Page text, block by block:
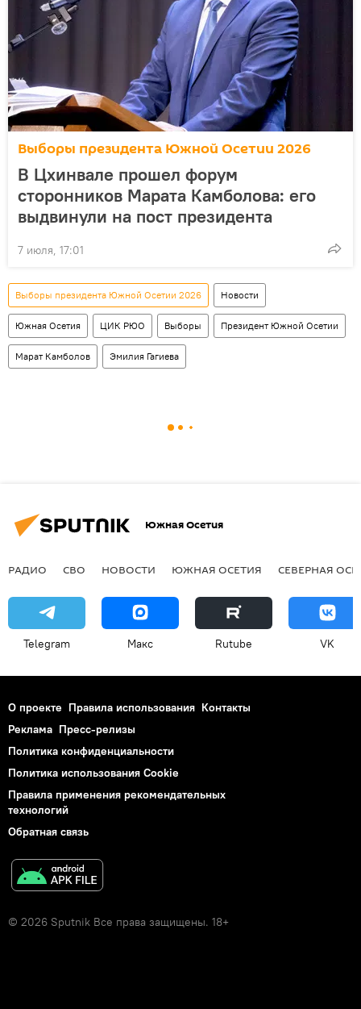
Выборы президента Южной Осетии 2026
В Цхинвале прошел форум
сторонников Марата Камболова: его
выдвинули на пост президента
7 июля, 17:01
Выборы президента Южной Осетии 2026 Новости
Южная Осетия ЦИК РЮО Выборы Президент Южной Осетии
Марат Камболов Эмилия Гагиева
Южная Осетия
РАДИО СВО НОВОСТИ ЮЖНАЯ ОСЕТИЯ СЕВЕРНАЯ
Telegram Макс Rutube VK
О проекте Правила использования Контакты
Реклама Пресс-релизы
Политика конфиденциальности
Политика использования Cookie
Правила применения рекомендательных
технологий
Обратная связь
© 2026 Sputnik Все права защищены. 18+